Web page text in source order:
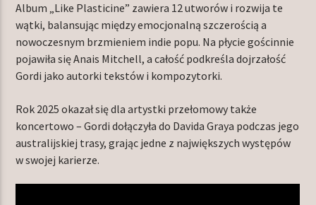
Album „Like Plasticine” zawiera 12 utworów i rozwija te
wątki, balansując między emocjonalną szczerością a
nowoczesnym brzmieniem indie popu. Na płycie gościnnie
pojawiła się Anais Mitchell, a całość podkreśla dojrzałość
Gordi jako autorki tekstów i kompozytorki.
Rok 2025 okazał się dla artystki przełomowy także
koncertowo – Gordi dołączyła do Davida Graya podczas jego
australijskiej trasy, grając jedne z największych występów
w swojej karierze.